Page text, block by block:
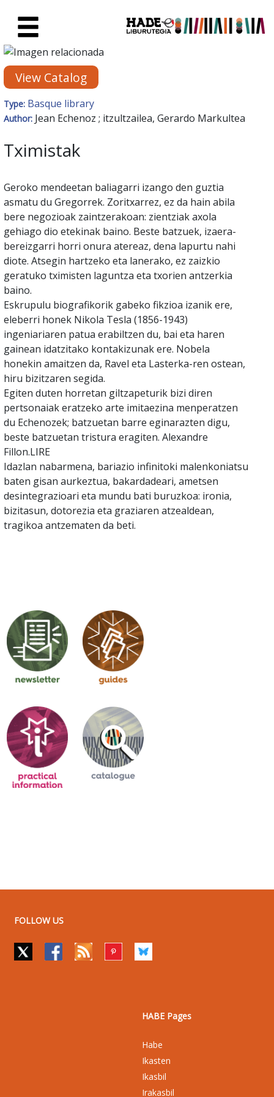
New Books Card - Liburutegia
View Catalog
Type: Basque library
Author: Jean Echenoz ; itzultzailea, Gerardo Markultea
Tximistak
Geroko mendeetan baliagarri izango den guztia
asmatu du Gregorrek. Zoritxarrez, ez da hain abila
bere negozioak zaintzerakoan: zientziak axola
gehiago dio etekinak baino. Beste batzuek, izaera-
bereizgarri horri onura atereaz, dena lapurtu nahi
diote. Atsegin hartzeko eta lanerako, ez zaizkio
geratuko tximisten laguntza eta txorien antzerkia
baino.
Eskrupulu biografikorik gabeko fikzioa izanik ere,
eleberri honek Nikola Tesla (1856-1943)
ingeniariaren patua erabiltzen du, bai eta haren
gainean idatzitako kontakizunak ere. Nobela
honekin amaitzen da, Ravel eta Lasterka-ren ostean,
hiru bizitzaren segida.
Egiten duten horretan giltzapeturik bizi diren
pertsonaiak eratzeko arte imitaezina menperatzen
du Echenozek; batzuetan barre eginarazten digu,
beste batzuetan tristura eragiten. Alexandre
Fillon.LIRE
Idazlan nabarmena, bariazio infinitoki malenkoniatsu
baten gisan aurkeztua, bakardadeari, ametsen
desintegrazioari eta mundu bati buruzkoa: ironia,
bizitasun, dotorezia eta graziaren atzealdean,
tragikoa antzematen da beti.
FOLLOW US
HABE Pages
Habe
Ikasten
Ikasbil
Irakasbil